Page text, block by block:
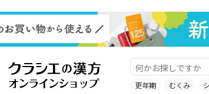
更年期 むくみ